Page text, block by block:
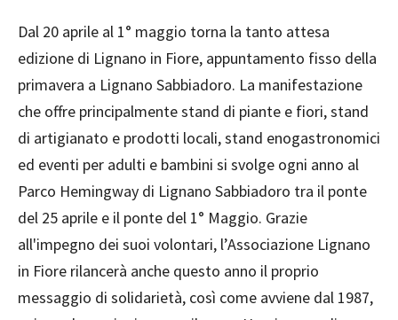
Dal 20 aprile al 1° maggio torna la tanto attesa
edizione di Lignano in Fiore, appuntamento fisso della
primavera a Lignano Sabbiadoro. La manifestazione
che offre principalmente stand di piante e fiori, stand
di artigianato e prodotti locali, stand enogastronomici
ed eventi per adulti e bambini si svolge ogni anno al
Parco Hemingway di Lignano Sabbiadoro tra il ponte
del 25 aprile e il ponte del 1° Maggio. Grazie
all'impegno dei suoi volontari, l’Associazione Lignano
in Fiore rilancerà anche questo anno il proprio
messaggio di solidarietà, così come avviene dal 1987,